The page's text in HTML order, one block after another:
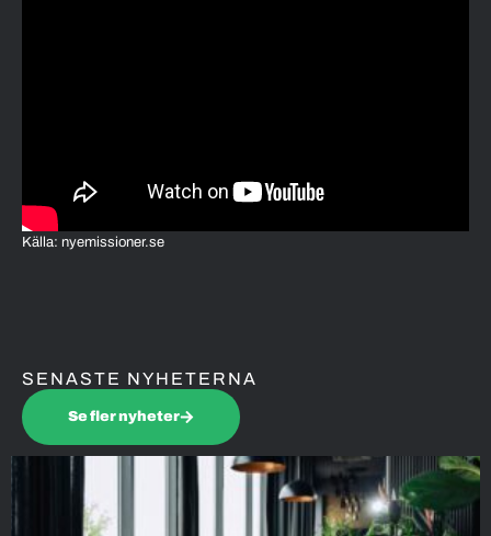
Källa: nyemissioner.se
SENASTE NYHETERNA
Se fler nyheter